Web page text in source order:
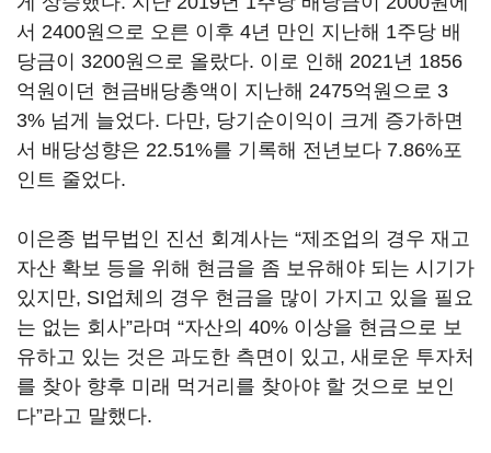
서 2400원으로 오른 이후 4년 만인 지난해 1주당 배
당금이 3200원으로 올랐다. 이로 인해 2021년 1856
억원이던 현금배당총액이 지난해 2475억원으로 3
3% 넘게 늘었다. 다만, 당기순이익이 크게 증가하면
서 배당성향은 22.51%를 기록해 전년보다 7.86%포
인트 줄었다.
이은종 법무법인 진선 회계사는 “제조업의 경우 재고
자산 확보 등을 위해 현금을 좀 보유해야 되는 시기가
있지만, SI업체의 경우 현금을 많이 가지고 있을 필요
는 없는 회사”라며 “자산의 40% 이상을 현금으로 보
유하고 있는 것은 과도한 측면이 있고, 새로운 투자처
를 찾아 향후 미래 먹거리를 찾아야 할 것으로 보인
다”라고 말했다.